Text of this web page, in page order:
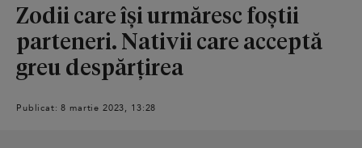
Smart
Zodii care își urmăresc foștii
parteneri. Nativii care acceptă
greu despărțirea
Publicat: 8 martie 2023, 13:28